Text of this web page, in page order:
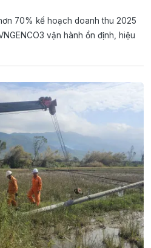
70% kế hoạch doanh thu 2025
vận hành ổn định, hiệu